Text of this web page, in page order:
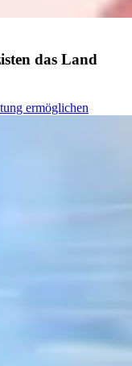
das Land
ermöglichen